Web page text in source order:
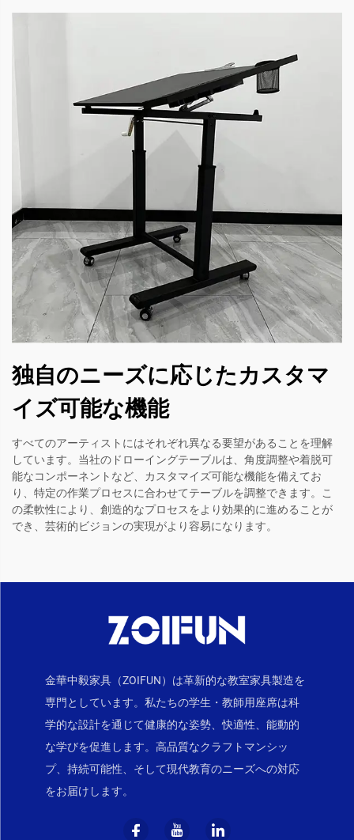
独自のニーズに応じたカスタマ
イズ可能な機能
すべてのアーティストにはそれぞれ異なる要望があることを理解
しています。当社のドローイングテーブルは、角度調整や着脱可
能なコンポーネントなど、カスタマイズ可能な機能を備えてお
り、特定の作業プロセスに合わせてテーブルを調整できます。こ
の柔軟性により、創造的なプロセスをより効果的に進めることが
でき、芸術的ビジョンの実現がより容易になります。
金華中毅家具（ZOIFUN）は革新的な教室家具製造を
専門としています。私たちの学生・教師用座席は科
学的な設計を通じて健康的な姿勢、快適性、能動的
な学びを促進します。高品質なクラフトマンシッ
プ、持続可能性、そして現代教育のニーズへの対応
をお届けします。